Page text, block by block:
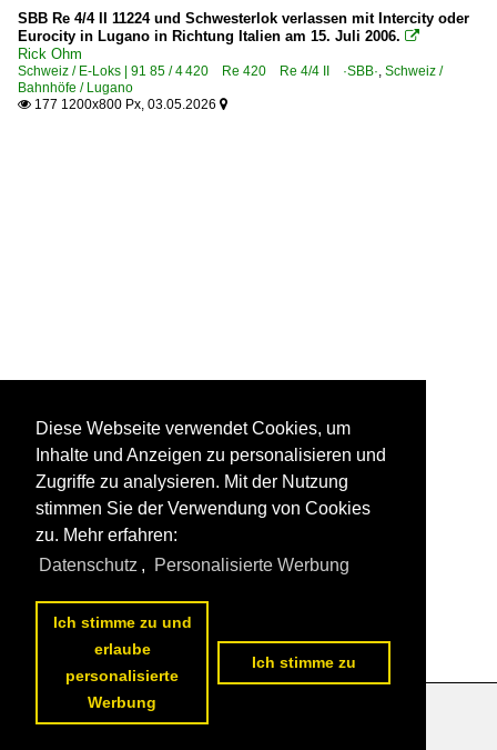
SBB Re 4/4 II 11224 und Schwesterlok verlassen mit Intercity oder
Eurocity in Lugano in Richtung Italien am 15. Juli 2006. 
Rick Ohm
Schweiz / E-Loks | 91 85 / 4 420 Re 420 Re 4/4 II ·SBB·, Schweiz /
Bahnhöfe / Lugano
 177 1200x800 Px, 03.05.2026 
Datenschutzerklärung
Diese Webseite verwendet Cookies, um
Inhalte und Anzeigen zu personalisieren und
Zugriffe zu analysieren. Mit der Nutzung
stimmen Sie der Verwendung von Cookies
zu. Mehr erfahren:
Datenschutz , Personalisierte Werbung
Ich stimme zu und
erlaube
personalisierte
Werbung
Ich stimme zu